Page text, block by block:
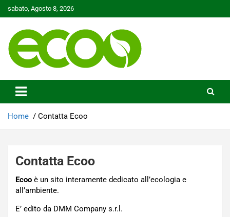
to
sabato, Agosto 8, 2026
Ecoo.it
Home Contatta Ecoo
Contatta Ecoo
Ecoo è un sito interamente dedicato all’ecologia e
all’ambiente.
E’ edito da DMM Company s.r.l.